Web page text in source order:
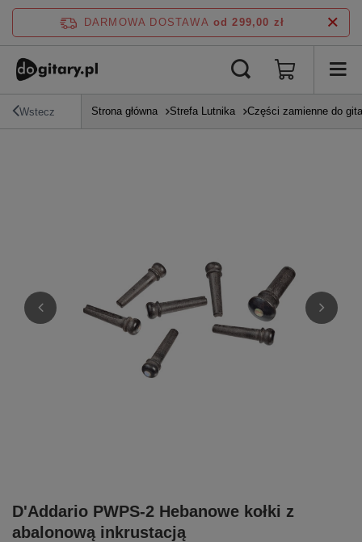
DARMOWA DOSTAWA od 299,00 zł
Wstecz Strona główna Strefa Lutnika Części zamienne do
D'Addario PWPS-2 Hebanowe kołki z
abalonową inkrustacją